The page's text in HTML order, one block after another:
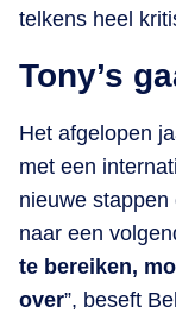
telkens heel
Tony’s
Het afgelopen
met een
nieuwe
naar een
te bereiken,
over”, beseft